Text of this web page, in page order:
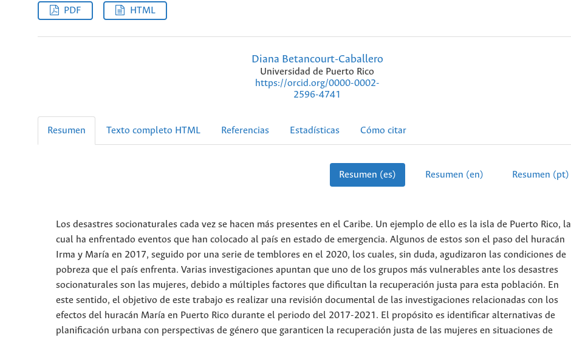
PDF HTML
Diana Betancourt-Caballero
Universidad de Puerto Rico
https://orcid.org/0000-0002-
2596-4741
Resumen Texto completo HTML Referencias Estadísticas Cómo citar
Resumen (es) Resumen (en) Resumen (pt)
Los desastres socionaturales cada vez se hacen más presentes en el Caribe. Un ejemplo de ello es la isla de Puerto Rico, la
cual ha enfrentado eventos que han colocado al país en estado de emergencia. Algunos de estos son el paso del huracán
Irma y María en 2017, seguido por una serie de temblores en el 2020, los cuales, sin duda, agudizaron las condiciones de
pobreza que el país enfrenta. Varias investigaciones apuntan que uno de los grupos más vulnerables ante los desastres
socionaturales son las mujeres, debido a múltiples factores que dificultan la recuperación justa para esta población. En
este sentido, el objetivo de este trabajo es realizar una revisión documental de las investigaciones relacionadas con los
efectos del huracán María en Puerto Rico durante el periodo del 2017-2021. El propósito es identificar alternativas de
planificación urbana con perspectivas de género que garanticen la recuperación justa de las mujeres en situaciones de